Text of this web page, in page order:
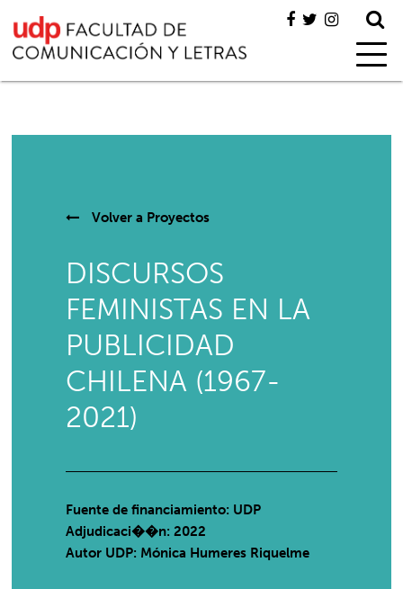
Volver a Proyectos
DISCURSOS
FEMINISTAS EN LA
PUBLICIDAD
CHILENA (1967-
2021)
Fuente de financiamiento: UDP
Adjudicaci��n: 2022
Autor UDP: Mónica Humeres Riquelme